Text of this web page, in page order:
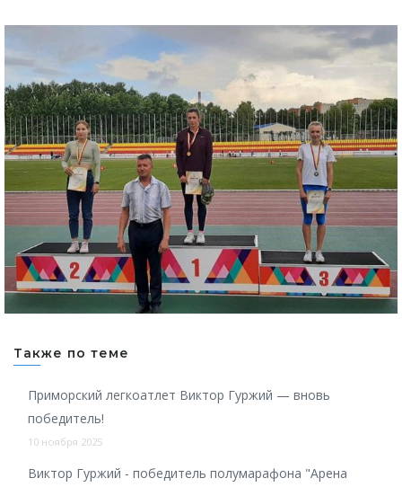
Также по теме
Приморский легкоатлет Виктор Гуржий — вновь
победитель!
10 ноября 2025
Виктор Гуржий - победитель полумарафона "Арена